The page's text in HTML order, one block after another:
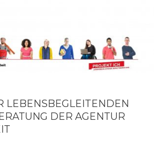
LEBENSBEGLEITENDEN
DER AGENTUR